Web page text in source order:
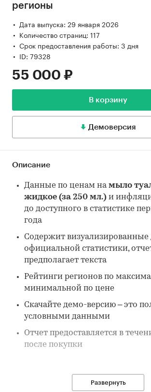
регионы
Дата выпуска: 29 января 2026
Количество страниц: 117
Срок предоставления работы: 3 дня
ID: 79328
55 000 ₽
В корзину
Демоверсия
Описание
Данные по ценам намыло
жидкое (за 250 мл.) и
до доступного в статистике
года
Содержит
официальной статистики,
предполагает текста
Рейтинги регионов по
минимальной по цене
Скачайте демо-версию – это
условными данными
Отчет предоставляется в
после покупки
Развернуть